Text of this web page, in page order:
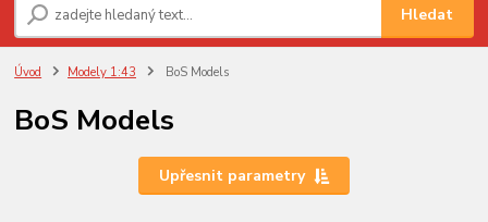
Hledat
Úvod Modely 1:43 BoS Models
BoS Models
Upřesnit parametry